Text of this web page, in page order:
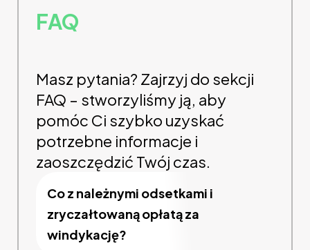
FAQ
Masz pytania? Zajrzyj do sekcji
FAQ – stworzyliśmy ją, aby
pomóc Ci szybko uzyskać
potrzebne informacje i
zaoszczędzić Twój czas.
Co z należnymi odsetkami i
zryczałtowaną opłatą za
windykację?